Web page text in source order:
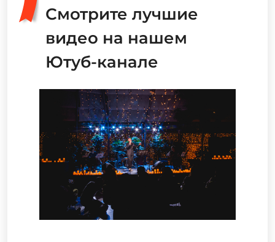
Смотрите лучшие
видео на нашем
Ютуб-канале